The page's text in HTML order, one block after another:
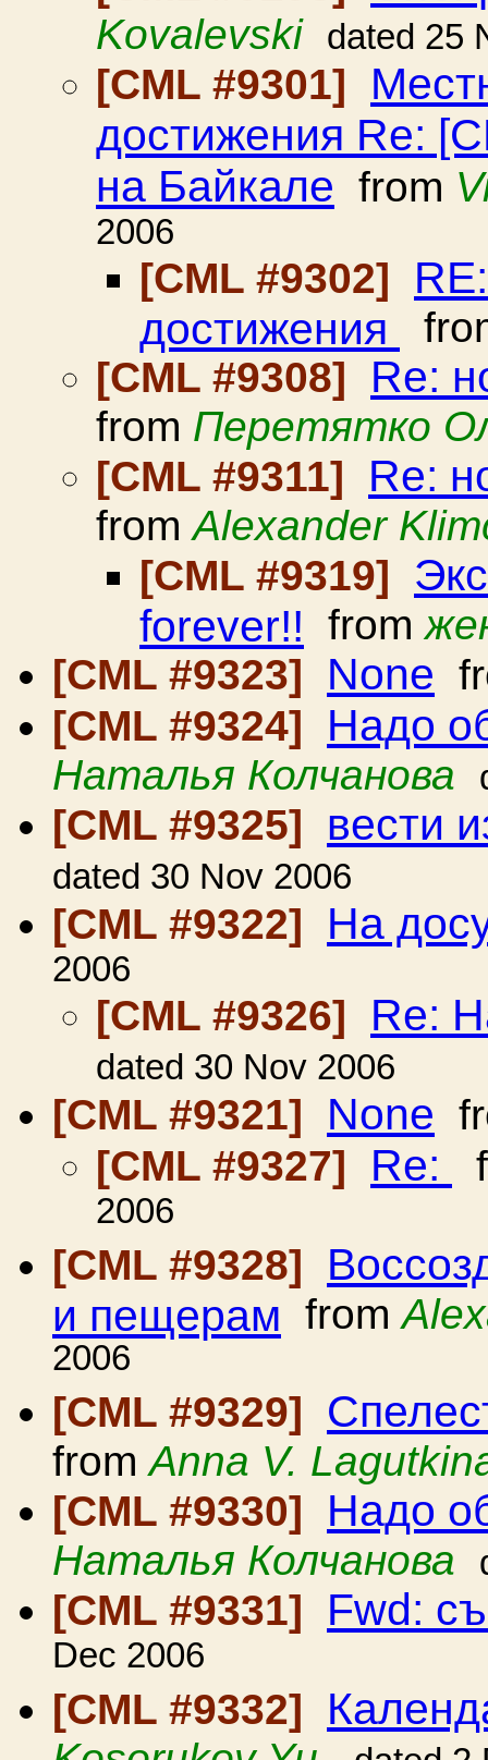
Kovalevski dated 25
[CML #9301]
достижения Re:
на Байкале from
2006
[CML #9302]
достижения
[CML #9308]
Re:
from Перетятко
[CML #9311]
Re:
fromAlexander
[CML #9319]
forever!! from
[CML #9323]
None
[CML #9324]
Надо
Наталья Колчанова
[CML #9325] вести
dated 30 Nov 2006
[CML #9322] На
2006
[CML #9326] Re:
dated 30 Nov 2006
[CML #9321] None
[CML #9327]
Re:
2006
[CML #9328]
и пещерам from
2006
[CML #9329]
fromAnna V.
[CML #9330]
Надо
Наталья Колчанова
[CML #9331] Fwd:
Dec 2006
[CML #9332]